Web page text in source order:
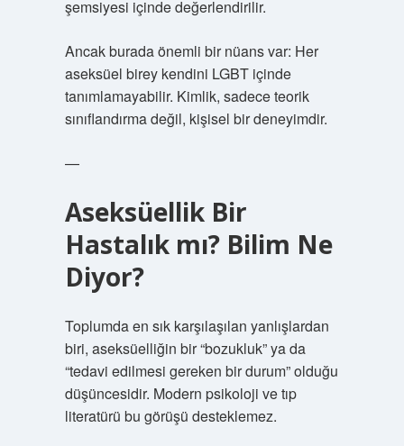
şemsiyesi içinde değerlendirilir.
Ancak burada önemli bir nüans var: Her
aseksüel birey kendini LGBT içinde
tanımlamayabilir. Kimlik, sadece teorik
sınıflandırma değil, kişisel bir deneyimdir.
—
Aseksüellik Bir
Hastalık mı? Bilim Ne
Diyor?
Toplumda en sık karşılaşılan yanlışlardan
biri, aseksüelliğin bir “bozukluk” ya da
“tedavi edilmesi gereken bir durum” olduğu
düşüncesidir. Modern psikoloji ve tıp
literatürü bu görüşü desteklemez.